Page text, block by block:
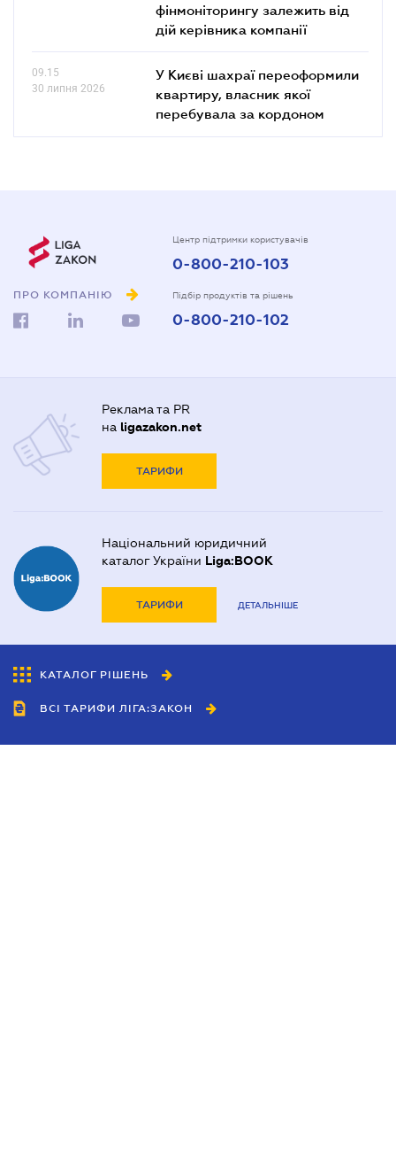
фінмоніторингу залежить від
дій керівника компанії
09.15
30 липня 2026
У Києві шахраї переоформили
квартиру, власник якої
перебувала за кордоном
ПРО КОМПАНІЮ
Центр підтримки користувачів
0-800-210-103
Підбір продуктів та рішень
0-800-210-102
Реклама та PR
на ligazakon.net
ТАРИФИ
Національний юридичний
каталог України Liga:BOOK
ТАРИФИ ДЕТАЛЬНІШЕ
КАТАЛОГ РІШЕНЬ
ВСІ ТАРИФИ ЛІГА:ЗАКОН